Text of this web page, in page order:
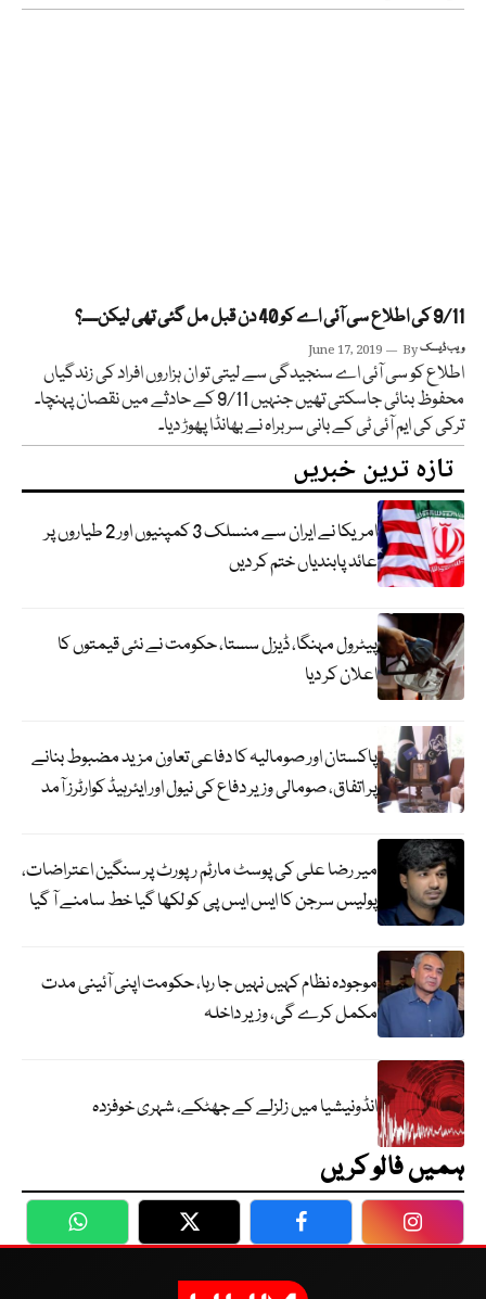
9/11 کی اطلاع سی آئی اے کو 40 دن قبل مل گئی تھی لیکن۔۔۔؟
June 17, 2019 Byویب ڈیسک
اطلاع کو سی آئی اے سنجیدگی سے لیتی تو ان ہزاروں افراد کی زندگیاں
محفوظ بنائی جاسکتی تھیں جنہیں 9/11 کے حادثے میں نقصان پہنچا۔
ترکی کی ایم آئی ٹی کے بانی سربراہ نے بھانڈا پھوڑ دیا۔
تازہ ترین خبریں
امریکا نے ایران سے منسلک 3 کمپنیوں اور 2 طیاروں پر
عائد پابندیاں ختم کر دیں
پیٹرول مہنگا، ڈیزل سستا، حکومت نے نئی قیمتوں کا
اعلان کر دیا
پاکستان اور صومالیہ کا دفاعی تعاون مزید مضبوط بنانے
پر اتفاق، صومالی وزیر دفاع کی نیول اور ایئرہیڈ کوارٹرز آمد
میر رضا علی کی پوسٹ مارٹم رپورٹ پر سنگین اعتراضات،
پولیس سرجن کا ایس ایس پی کو لکھا گیا خط سامنے آ گیا
موجودہ نظام کہیں نہیں جا رہا، حکومت اپنی آئینی مدت
مکمل کرے گی، وزیر داخلہ
انڈونیشیا میں زلزلے کے جھٹکے، شہری خوفزدہ
ہمیں فالو کریں
WhatsApp Twitter Facebook